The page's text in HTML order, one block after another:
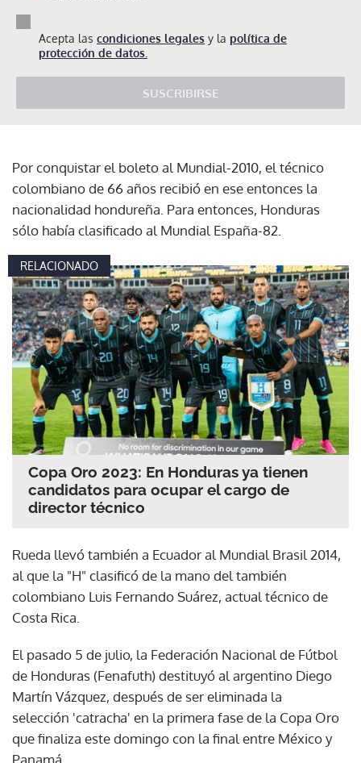
Acepta las condiciones legales y la política de
protección de datos.
SUSCRIBIRSE
Por conquistar el boleto al Mundial-2010, el técnico
colombiano de 66 años recibió en ese entonces la
nacionalidad hondureña. Para entonces, Honduras
sólo había clasificado al Mundial España-82.
RELACIONADO
Copa Oro 2023: En Honduras ya tienen
candidatos para ocupar el cargo de
director técnico
Rueda llevó también a Ecuador al Mundial Brasil 2014,
al que la "H" clasificó de la mano del también
colombiano Luis Fernando Suárez, actual técnico de
Costa Rica.
El pasado 5 de julio, la Federación Nacional de Fútbol
de Honduras (Fenafuth) destituyó al argentino Diego
Martín Vázquez, después de ser eliminada la
selección 'catracha' en la primera fase de la Copa Oro
que finaliza este domingo con la final entre México y
Panamá.